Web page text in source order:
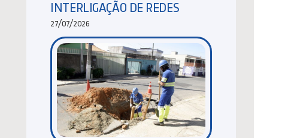
INTERLIGAÇÃO DE REDES
27/07/2026